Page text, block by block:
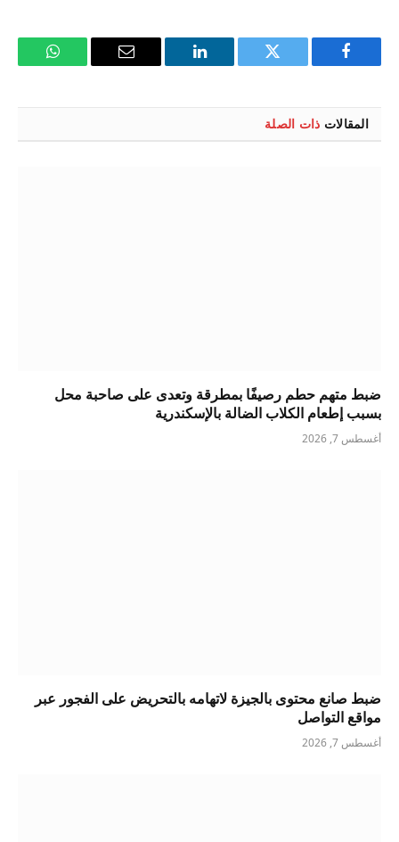
فيسبوك تويتر لينكدإن
البريد
واتساب
المقالات ذات الصلة
ضبط متهم حطم رصيفًا بمطرقة وتعدى على صاحبة محل
بسبب إطعام الكلاب الضالة بالإسكندرية
أغسطس 7, 2026
ضبط صانع محتوى بالجيزة لاتهامه بالتحريض على الفجور عبر
مواقع التواصل
أغسطس 7, 2026